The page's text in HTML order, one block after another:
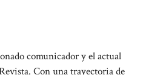
comunicador y el actual
Con una trayectoria de